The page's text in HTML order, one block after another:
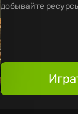
добывайте